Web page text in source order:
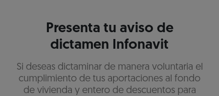
Presenta tu aviso de
dictamen Infonavit
Si deseas dictaminar de manera voluntaria el
cumplimiento de tus aportaciones al fondo
de vivienda y entero de descuentos para